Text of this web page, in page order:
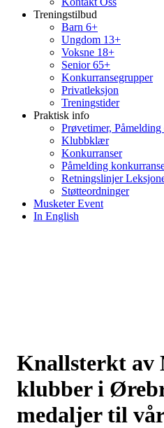
Treningstilbud
Barn 6+
Ungdom 13+
Voksne 18+
Senior 65+
Konkurransegrupper
Privatleksjon
Treningstider
Praktisk info
Prøvetimer,
Klubbklær
Konkurranser
Påmelding
Retningslinjer
Støtteordninger
Musketer Event
In English
Knallsterkt av
klubber i
medaljer til